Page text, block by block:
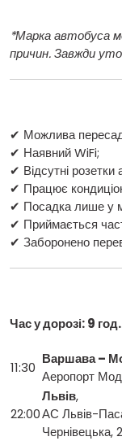
*Марка автобуса
причин. Завжди
✔ Можлива
✔ Наявний WiFi;
✔ Відсутні розетки
✔ Працює
✔ Посадка лише у
✔ Приймається
✔ Заборонено
Час у дорозі: 9
11:30
Варшава –
Аеропорт
22:00
Львів,
АС Львів-
Чернівецька,